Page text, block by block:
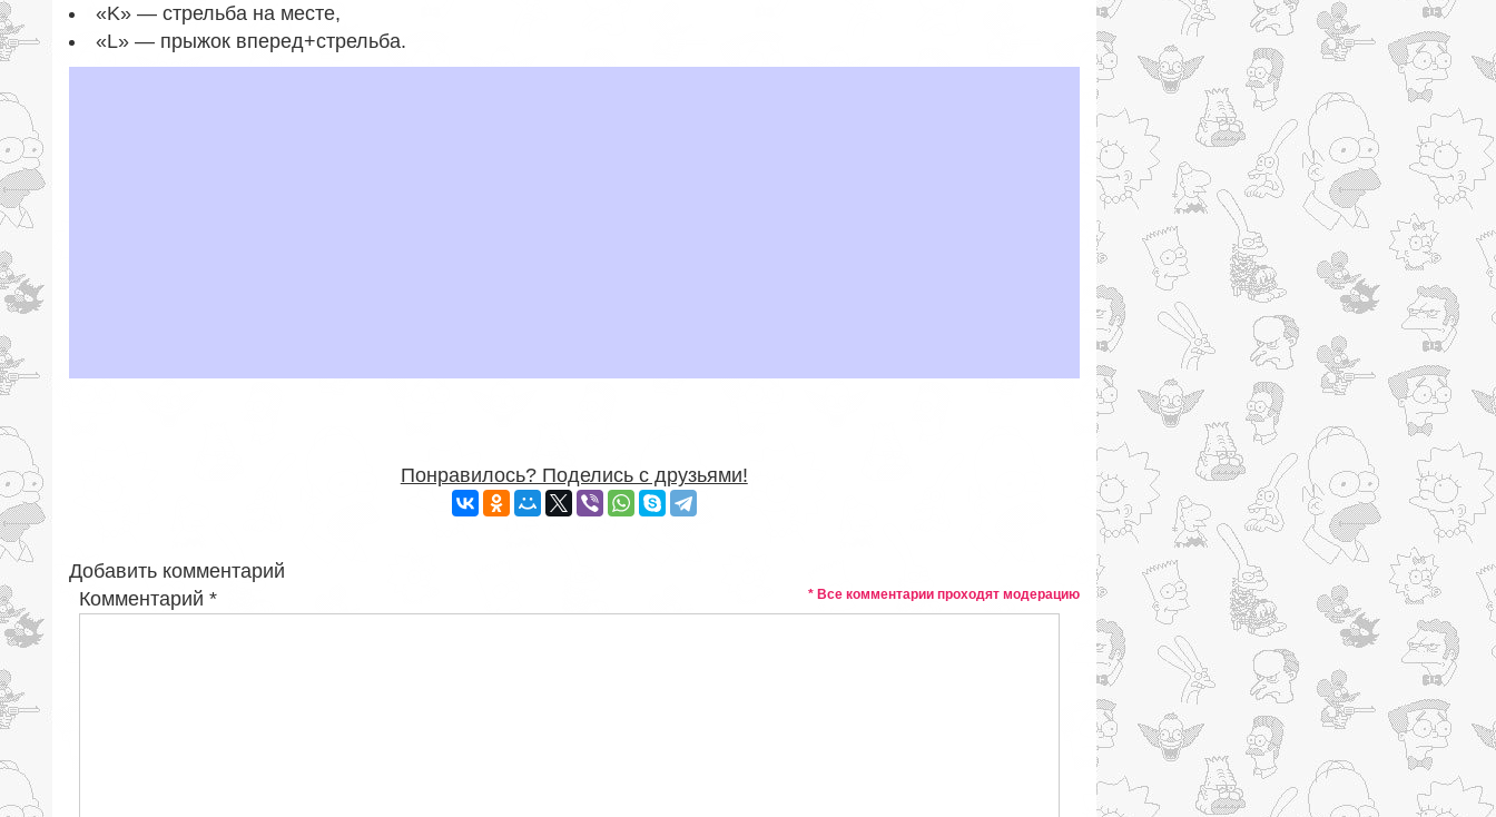
«K» — стрельба на месте,
«L» — прыжок вперед+стрельба.
Понравилось? Поделись с друзьями!
Добавить комментарий
* Все комментарии проходят модерацию
Комментарий*